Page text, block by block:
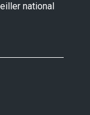
national